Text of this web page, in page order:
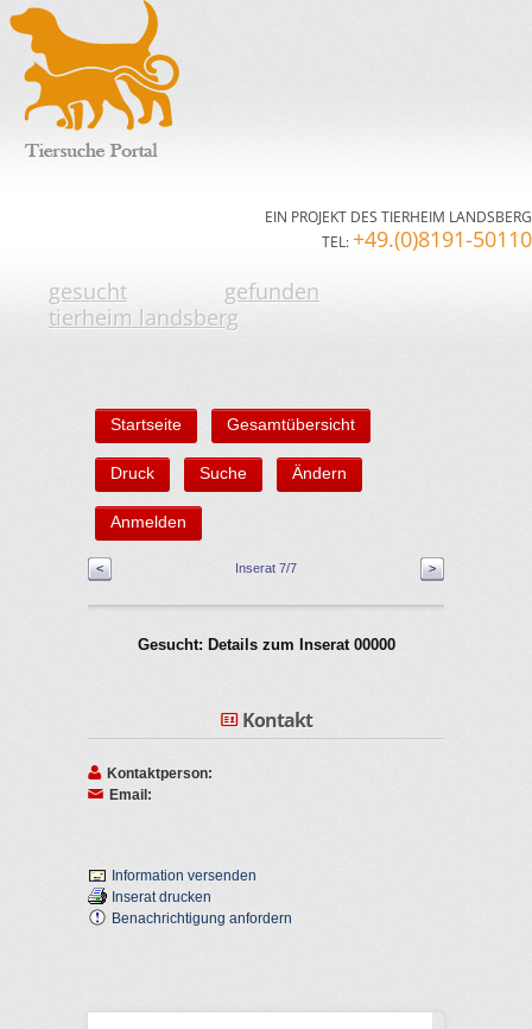
EIN PROJEKT DES TIERHEIM LANDSBERG
TEL: +49.(0)8191-50110
gesucht
gefunden
tierheim landsberg
Startseite Gesamtübersicht
Druck Suche Ändern
Anmelden
< Inserat 7/7 >
Gesucht: Details zum Inserat 00000
Kontakt
Kontaktperson:
Email:
Information versenden
Inserat drucken
Benachrichtigung anfordern